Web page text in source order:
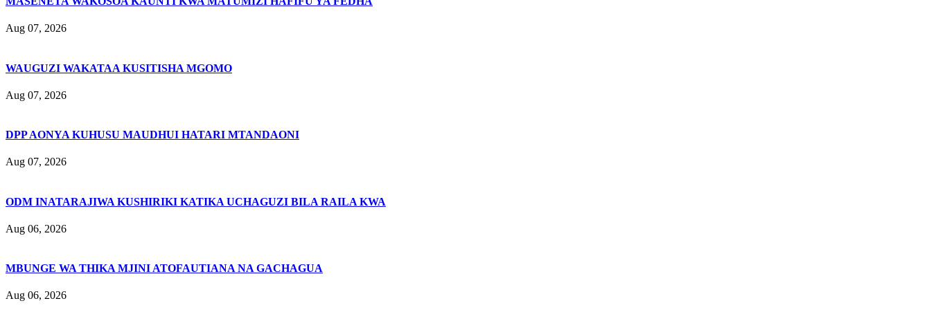
Aug 07, 2026
WAUGUZI WAKATAA KUSITISHA MGOMO
Aug 07, 2026
DPP AONYA KUHUSU MAUDHUI HATARI MTANDAONI
Aug 07, 2026
ODM INATARAJIWA KUSHIRIKI KATIKA UCHAGUZI BILA RAILA KWA
Aug 06, 2026
MBUNGE WA THIKA MJINI ATOFAUTIANA NA GACHAGUA
Aug 06, 2026